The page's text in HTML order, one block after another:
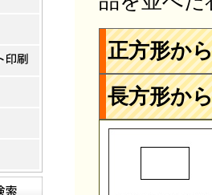
正方形か
長方形か